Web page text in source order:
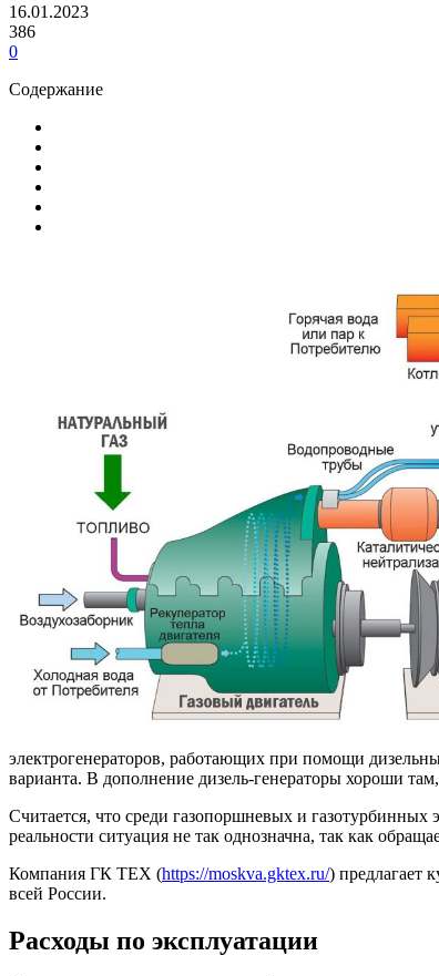
16.01.2023
386
0
Содержание
электрогенераторов, работающих при помощи
варианта. В дополнение дизель-генераторы хороши
Считается, что среди газопоршневых и газотурбинных
реальности ситуация не так однозначна, так как
Компания ГК ТЕХ (https://moskva.gktex.ru/) предлагает
всей России.
Расходы по эксплуатации